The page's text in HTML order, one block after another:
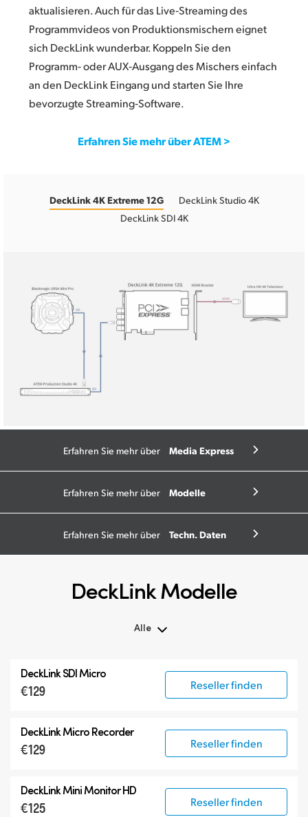
aktualisieren. Auch für das Live‑Streaming des
Programmvideos von Produktionsmischern eignet
sich DeckLink wunderbar. Koppeln Sie den
Programm‑ oder AUX‑Ausgang des Mischers einfach
an den DeckLink Eingang und starten Sie Ihre
bevorzugte Streaming‑Software.
Erfahren Sie mehr über ATEM >
DeckLink 4K Extreme 12G
DeckLink Studio 4K
DeckLink SDI 4K
Erfahren Sie mehr über Media Express
Erfahren Sie mehr über Modelle
Erfahren Sie mehr über Techn. Daten
DeckLink Modelle
Alle
DeckLink SDI Micro
€129 Reseller finden
DeckLink Micro Recorder
€129 Reseller finden
DeckLink Mini Monitor HD
€125 Reseller finden